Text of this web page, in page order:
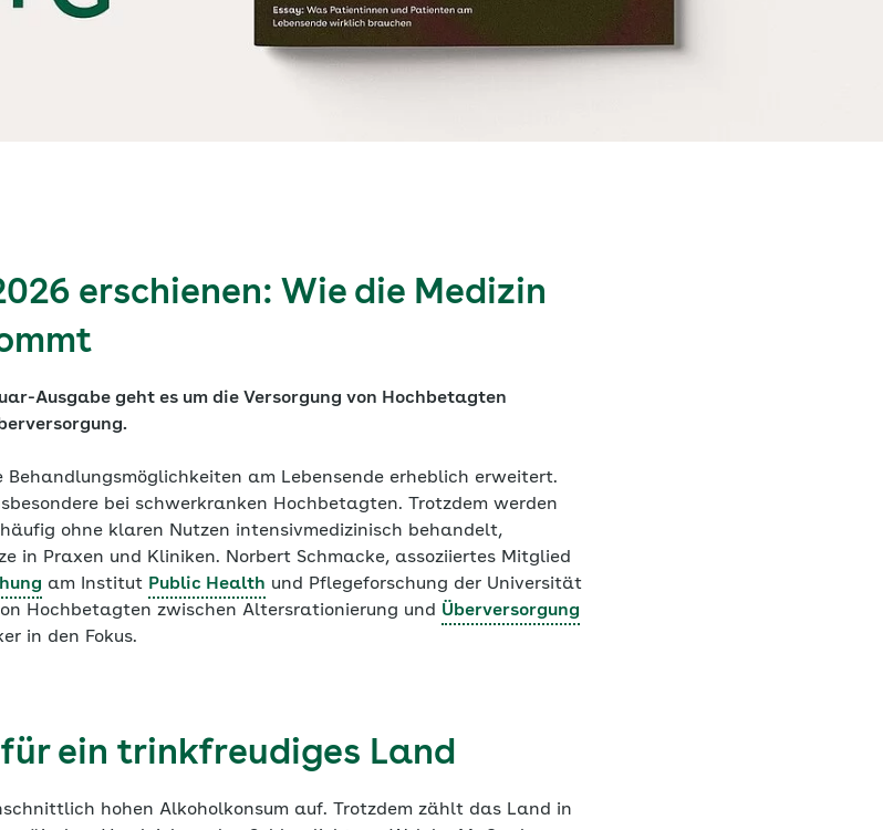
erschienen: Wie die Medizin
Ausgabe geht es um die Versorgung von Hochbetagten
am Lebensende erheblich erweitert.
bei schwerkranken Hochbetagten. Trotzdem werden
ohne klaren Nutzen intensivmedizinisch behandelt,
in Praxen und Kliniken. Norbert Schmacke, assoziiertes Mitglied
am Institut Public Health und Pflegeforschung der Universität
Hochbetagten zwischen Altersrationierung und Überversorgung
in den Fokus.
ein trinkfreudiges Land
hohen Alkoholkonsum auf. Trotzdem zählt das Land in